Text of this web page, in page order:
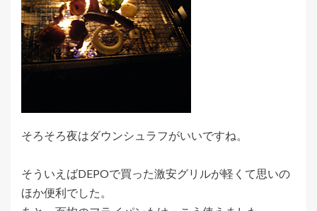
そろそろ夜はダウンシュラフがいいですね。
そういえばDEPOで買った激安グリルが軽くて思いの
ほか便利でした。